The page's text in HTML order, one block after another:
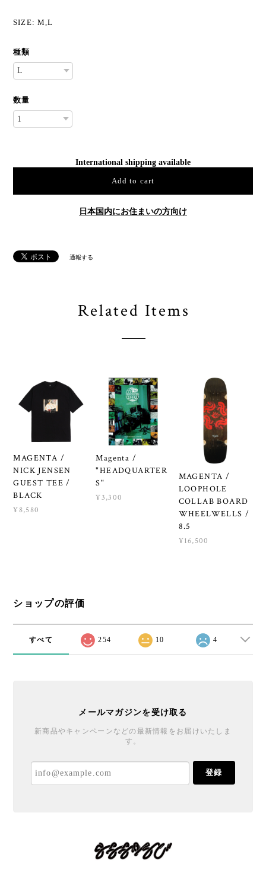
SIZE: M,L
種類
数量
International shipping available
Add to cart
日本国内にお住まいの方向け
通報する
Related Items
MAGENTA /
NICK JENSEN
GUEST TEE /
BLACK
¥8,580
Magenta /
"HEADQUARTER
S"
¥3,300
MAGENTA /
LOOPHOLE
COLLAB BOARD
WHEELWELLS /
8.5
¥16,500
ショップの評価
すべて 254 10 4
メールマガジンを受け取る
新商品やキャンペーンなどの最新情報をお届けいたしま
す。
登録